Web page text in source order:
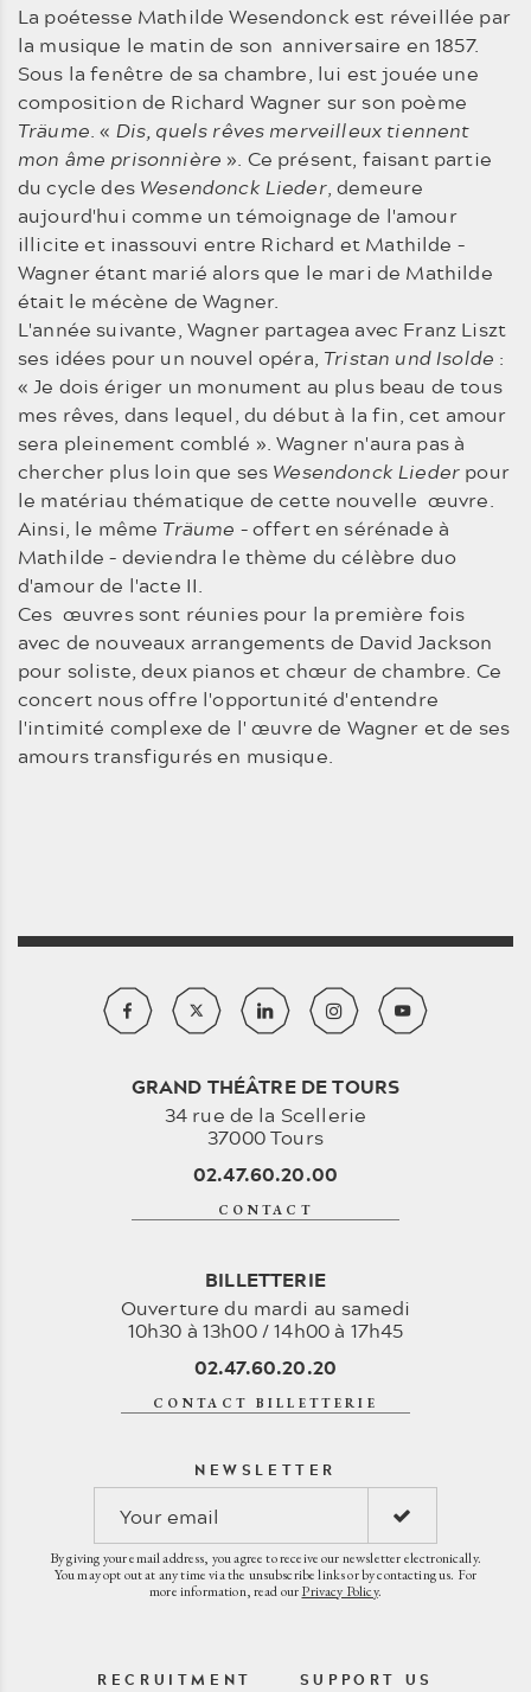
La poétesse Mathilde Wesendonck est réveillée par
la musique le matin de son anniversaire en 1857.
Sous la fenêtre de sa chambre, lui est jouée une
composition de Richard Wagner sur son poème
Träume. « Dis, quels rêves merveilleux tiennent
mon âme prisonnière ». Ce présent, faisant partie
du cycle des Wesendonck Lieder, demeure
aujourd'hui comme un témoignage de l'amour
illicite et inassouvi entre Richard et Mathilde –
Wagner étant marié alors que le mari de Mathilde
était le mécène de Wagner.
L'année suivante, Wagner partagea avec Franz Liszt
ses idées pour un nouvel opéra, Tristan und Isolde :
« Je dois ériger un monument au plus beau de tous
mes rêves, dans lequel, du début à la fin, cet amour
sera pleinement comblé ». Wagner n'aura pas à
chercher plus loin que ses Wesendonck Lieder pour
le matériau thématique de cette nouvelle œuvre.
Ainsi, le même Träume – offert en sérénade à
Mathilde – deviendra le thème du célèbre duo
d'amour de l'acte II.
Ces œuvres sont réunies pour la première fois
avec de nouveaux arrangements de David Jackson
pour soliste, deux pianos et chœur de chambre. Ce
concert nous offre l'opportunité d'entendre
l'intimité complexe de l' œuvre de Wagner et de ses
amours transfigurés en musique.
GRAND THÉÂTRE DE TOURS
34 rue de la Scellerie
37000 Tours
02.47.60.20.00
CONTACT
BILLETTERIE
Ouverture du mardi au samedi
10h30 à 13h00 / 14h00 à 17h45
02.47.60.20.20
CONTACT BILLETTERIE
NEWSLETTER
By giving your email address, you agree to receive our newsletter electronically.
You may opt out at any time via the unsubscribe links or by contacting us. For
more information, read ourPrivacy Policy.
RECRUITMENT SUPPORT US